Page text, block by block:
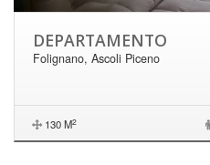
DEPARTAMENTO
Folignano, Ascoli Piceno
130 M2